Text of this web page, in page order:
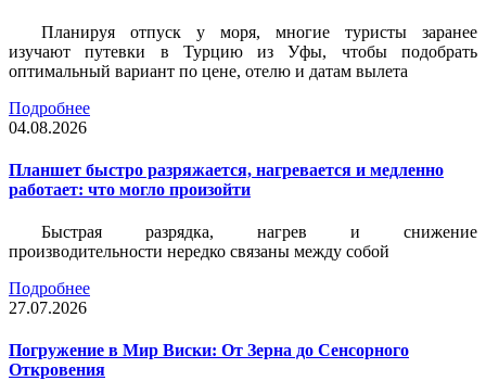
Планируя отпуск у моря, многие туристы заранее
изучают путевки в Турцию из Уфы, чтобы подобрать
оптимальный вариант по цене, отелю и датам вылета
Подробнее
04.08.2026
Планшет быстро разряжается, нагревается и медленно
работает: что могло произойти
Быстрая разрядка, нагрев и снижение
производительности нередко связаны между собой
Подробнее
27.07.2026
Погружение в Мир Виски: От Зерна до Сенсорного
Откровения